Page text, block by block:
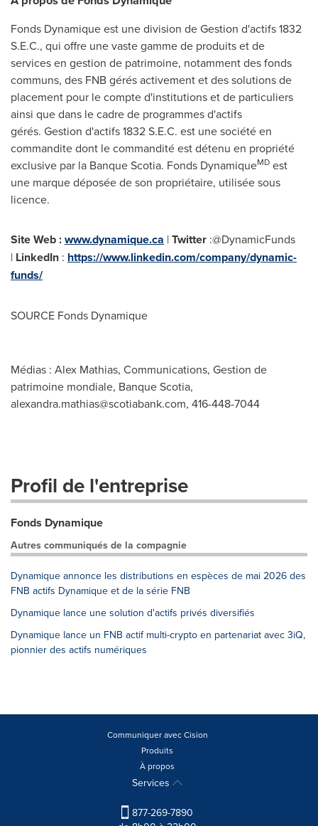
Fonds Dynamique est une division de Gestion d'actifs 1832
S.E.C., qui offre une vaste gamme de produits et de
services en gestion de patrimoine, notamment des fonds
communs, des FNB gérés activement et des solutions de
placement pour le compte d'institutions et de particuliers
ainsi que dans le cadre de programmes d'actifs
gérés. Gestion d'actifs 1832 S.E.C. est une société en
commandite dont le commandité est détenu en propriété
exclusive par la Banque Scotia. Fonds DynamiqueMD est
une marque déposée de son propriétaire, utilisée sous
licence.
Site Web :www.dynamique.ca |Twitter :@DynamicFunds
| LinkedIn : https://www.linkedin.com/company/dynamic-
funds/
SOURCE Fonds Dynamique
Médias : Alex Mathias, Communications, Gestion de
patrimoine mondiale, Banque Scotia,
alexandra.mathias@scotiabank.com, 416-448-7044
Profil de l'entreprise
Fonds Dynamique
Autres communiqués de la compagnie
Dynamique annonce les distributions en espèces de mai 2026 des
FNB actifs Dynamique et de la série FNB
Dynamique lance une solution d'actifs privés diversifiés
Dynamique lance un FNB actif multi-crypto en partenariat avec 3iQ,
pionnier des actifs numériques
Communiquer avec Cision
Produits
À propos
Services
877-269-7890